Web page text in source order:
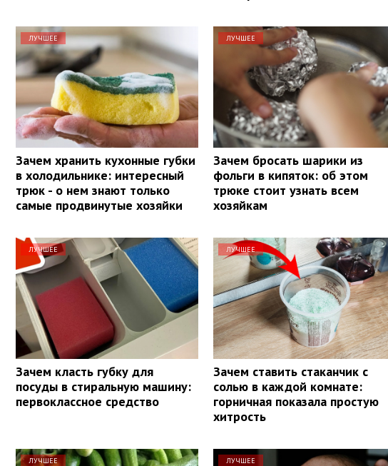
ЛУЧШЕЕ
Зачем хранить кухонные губки
в холодильнике: интересный
трюк - о нем знают только
самые продвинутые хозяйки
ЛУЧШЕЕ
Зачем бросать шарики из
фольги в кипяток: об этом
трюке стоит узнать всем
хозяйкам
ЛУЧШЕЕ
Зачем класть губку для
посуды в стиральную машину:
первоклассное средство
ЛУЧШЕЕ
Зачем ставить стаканчик с
солью в каждой комнате:
горничная показала простую
хитрость
ЛУЧШЕЕ ЛУЧШЕЕ